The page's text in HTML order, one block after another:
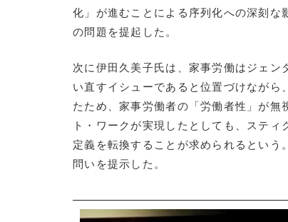
化」が進むことによる序列化への深刻
の問題を提起した。
次に伊田久美子氏は、家事労働はジェ
い直すイシューであると位置づけながら
たため、家事労働者の「労働者性」が
ト・ワークが実現したとしても、ステ
定義を転換することが求められるとい
問いを提示した。